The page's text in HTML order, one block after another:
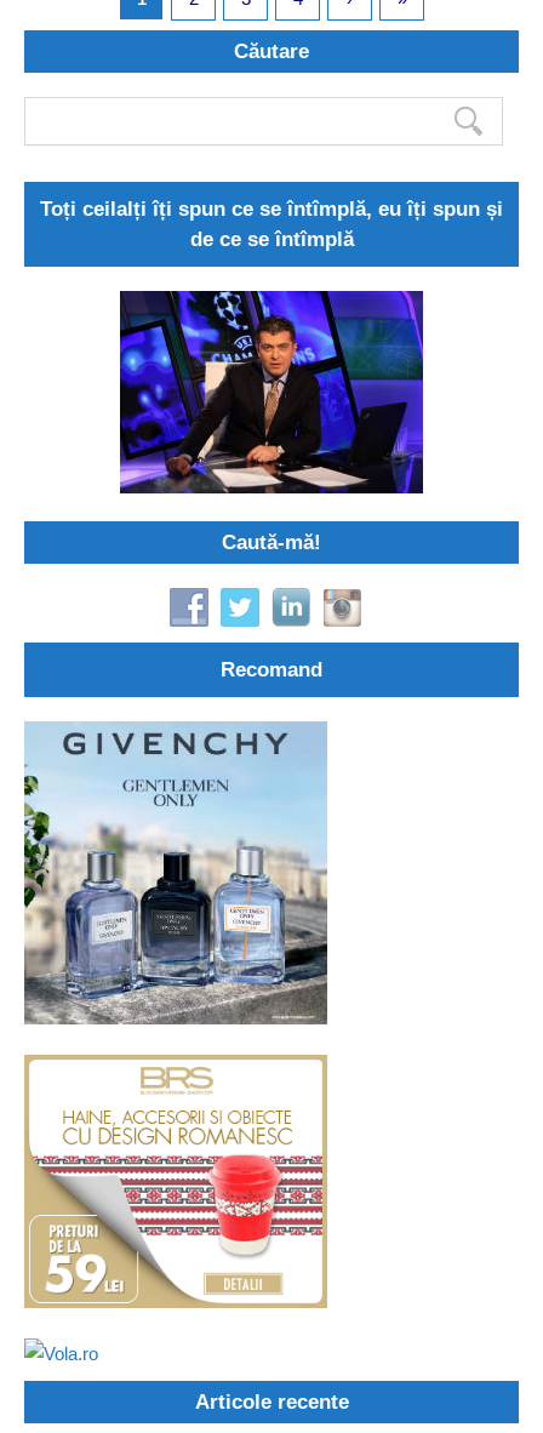
Căutare
Toți ceilalți îți spun ce se întîmplă, eu îți spun și
de ce se întîmplă
Caută-mă!
Recomand
Articole recente